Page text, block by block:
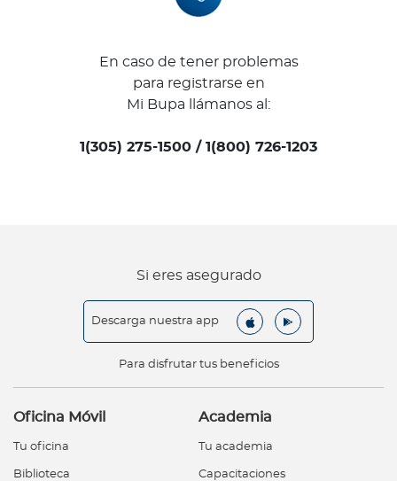
En caso de tener problemas
para registrarse en
Mi Bupa llámanos al:
1(305) 275-1500 / 1(800) 726-1203
Si eres asegurado
Descarga nuestra app
Para disfrutar tus beneficios
Oficina Móvil
Tu oficina
Biblioteca
Academia
Tu academia
Capacitaciones